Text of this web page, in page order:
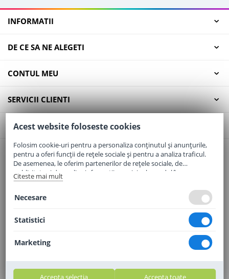
INFORMATII
DE CE SA NE ALEGETI
CONTUL MEU
SERVICII CLIENTI
CONTACT
Email:office@elaptepraf.ro
Telefon:0745-964-449
Adresa:Sos. Borsului, Nr. 20, Oradea, Jud. Bihor
Acest website foloseste cookies
Folosim cookie-uri pentru a personaliza conținutul și anunțurile,
pentru a oferi funcții de rețele sociale și pentru a analiza traficul.
De asemenea, le oferim partenerilor de rețele sociale, de
publicitate și de analize informații cu privire la modul în care
folosiți site-ul nostru. Aceștia le pot combina cu alte informații
Citeste mai mult
Necesare
Statistici
Marketing
Accepta selectia Accepta toate